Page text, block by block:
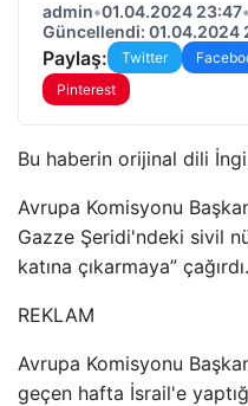
admin•01.04.2024 23:47•
Güncellendi: 01.04.2024
Paylaş: Twitter
Pinterest
Bu haberin orijinal dili
Avrupa Komisyonu
Gazze Şeridi'ndeki sivil
katına çıkarmaya” çağırdı.
REKLAM
Avrupa Komisyonu
geçen hafta İsrail'e